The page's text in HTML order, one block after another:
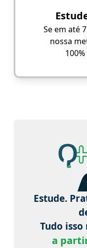
Se em até
nossa
Estude.
Tudo isso
a